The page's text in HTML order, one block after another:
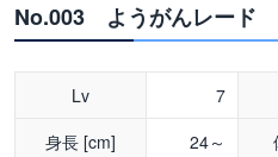
No.003 ようがんレード
Lv 7
身長 [cm] 24～